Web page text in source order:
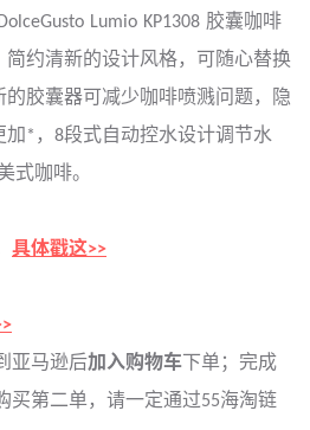
Lumio KP1308 胶囊咖啡
约清新的设计风格，可随心替换
胶囊器可减少咖啡喷溅问题，隐
*，8段式自动控水设计调节水
式咖啡。
具体戳这>>
亚马逊后加入购物车 下单；完成
买第二单，请一定通过55海淘链